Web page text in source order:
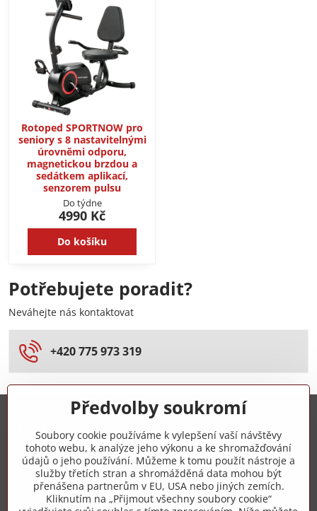
Rotoped SPORTNOW pro
seniory s ​​8 nastavitelnými
úrovněmi odporu,
magnetickou brzdou a
sedátkem aplikací,
senzorem pulsu
Do týdne
4990 Kč
Do košíku
Potřebujete poradit?
Neváhejte nás kontaktovat
+420 775 973 319
+420 775 973 319
info​@zipzop​.cz
Předvolby soukromí
Soubory cookie používáme k vylepšení vaší návštěvy
tohoto webu, k analýze jeho výkonu a ke shromažďování
údajů o jeho používání. Můžeme k tomu použít nástroje a
služby třetích stran a shromážděná data mohou být
přenášena partnerům v EU, USA nebo jiných zemích.
Kliknutím na „Přijmout všechny soubory cookie“